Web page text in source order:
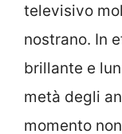
televisivo
nostrano. In
brillante e
metà degli
momento